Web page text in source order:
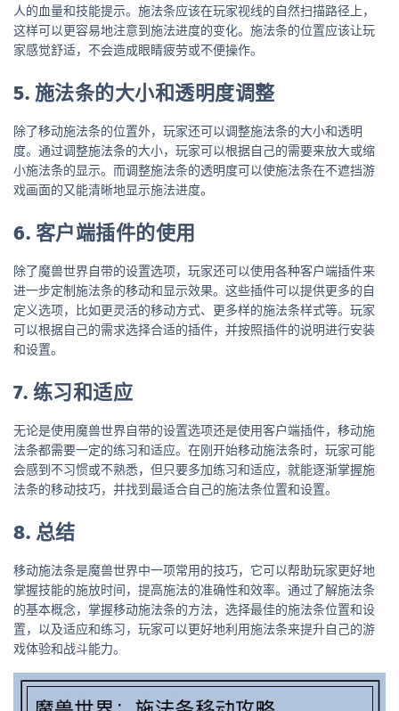
人的血量和技能提示。施法条应该在玩家视线的自然扫描路径上，
这样可以更容易地注意到施法进度的变化。施法条的位置应该让玩
家感觉舒适，不会造成眼睛疲劳或不便操作。
5. 施法条的大小和透明度调整
除了移动施法条的位置外，玩家还可以调整施法条的大小和透明
度。通过调整施法条的大小，玩家可以根据自己的需要来放大或缩
小施法条的显示。而调整施法条的透明度可以使施法条在不遮挡游
戏画面的又能清晰地显示施法进度。
6. 客户端插件的使用
除了魔兽世界自带的设置选项，玩家还可以使用各种客户端插件来
进一步定制施法条的移动和显示效果。这些插件可以提供更多的自
定义选项，比如更灵活的移动方式、更多样的施法条样式等。玩家
可以根据自己的需求选择合适的插件，并按照插件的说明进行安装
和设置。
7. 练习和适应
无论是使用魔兽世界自带的设置选项还是使用客户端插件，移动施
法条都需要一定的练习和适应。在刚开始移动施法条时，玩家可能
会感到不习惯或不熟悉，但只要多加练习和适应，就能逐渐掌握施
法条的移动技巧，并找到最适合自己的施法条位置和设置。
8. 总结
移动施法条是魔兽世界中一项常用的技巧，它可以帮助玩家更好地
掌握技能的施放时间，提高施法的准确性和效率。通过了解施法条
的基本概念，掌握移动施法条的方法，选择最佳的施法条位置和设
置，以及适应和练习，玩家可以更好地利用施法条来提升自己的游
戏体验和战斗能力。